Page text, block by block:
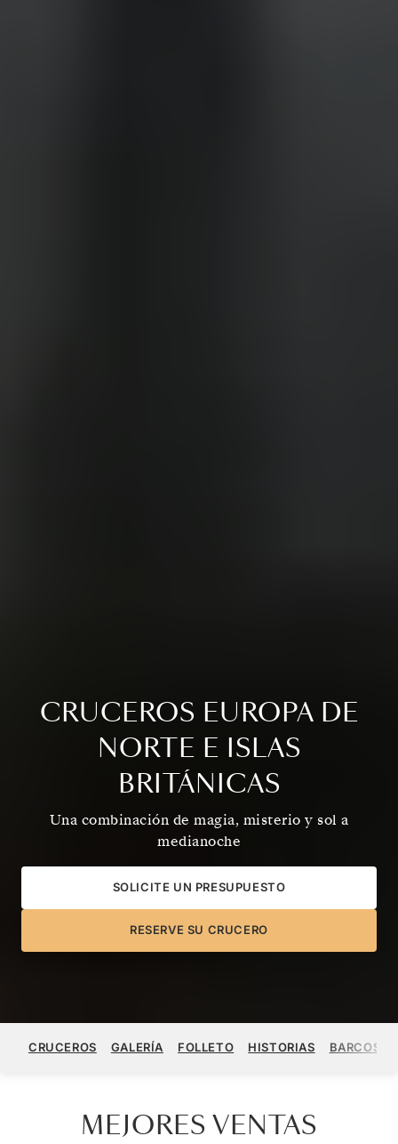
CRUCEROS EUROPA DE
NORTE E ISLAS
BRITÁNICAS
Una combinación de magia, misterio y sol a
medianoche
SOLICITE UN PRESUPUESTO
RESERVE SU CRUCERO
CRUCEROS GALERÍA FOLLETO HISTORIAS BARCOS
MEJORES VENTAS